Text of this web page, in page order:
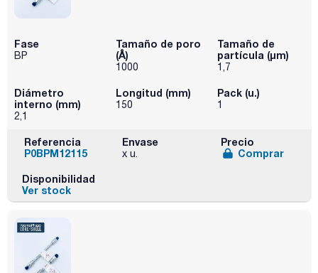
Fase
BP
Tamaño de poro
(Å)
1000
Tamaño de
partícula (μm)
1,7
Diámetro
interno (mm)
2,1
Longitud (mm)
150
Pack (u.)
1
Referencia
P0BPM12115
Envase
x u.
Precio
Comprar
Disponibilidad
Ver stock